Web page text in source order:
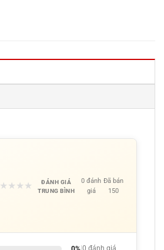
★ ★ ★ ★
ĐÁNH GIÁ
TRUNG BÌNH
0 đánh
giá
Đã bán
150